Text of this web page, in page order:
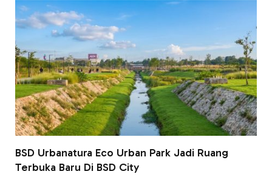
BSD Urbanatura Eco Urban Park Jadi Ruang
Terbuka Baru Di BSD City